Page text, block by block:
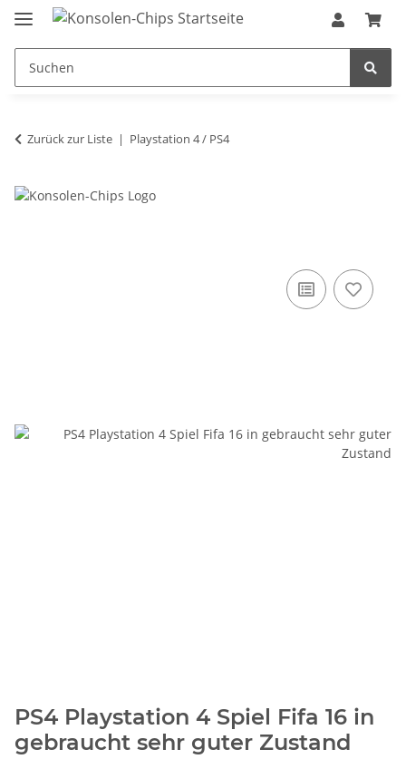
Zurück zur Liste Playstation 4 / PS4
PS4 Playstation 4 Spiel Fifa 16 in
gebraucht sehr guter Zustand